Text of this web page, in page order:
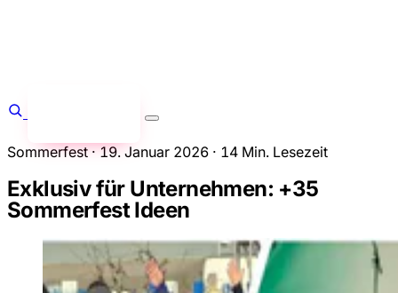
Sommerfest · 19. Januar 2026 · 14 Min. Lesezeit
Exklusiv für Unternehmen: +35
Sommerfest Ideen